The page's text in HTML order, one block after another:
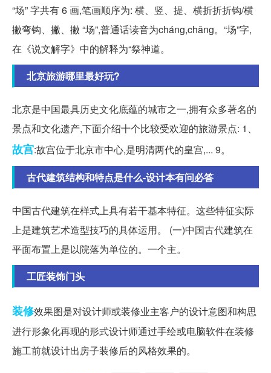
“场” 字共有 6 画,笔画顺序为: 横、竖、提、横折折折钩/横
撇弯钩、撇、撇 “场”,普通话读音为cháng,chǎng。“场”字,
在《说文解字》中的解释为“祭神道。
北京旅游哪里最好玩?
北京是中国最具历史文化底蕴的城市之一,拥有众多著名的
景点和文化遗产,下面介绍十个比较受欢迎的旅游景点: 1、
故宫:故宫位于北京市中心,是明清两代的皇宫,... 9。
古代建筑结构和特点是什么-设计本有问必答
中国古代建筑在样式上具有若干基本特征。这些特征实际
上是建筑艺术造型技巧的具体运用。 (一)中国古代建筑在
平面布置上是以院落为单位的。一个主。
工匠装饰门头
装修效果图是对设计师或装修业主客户的设计意图和构思
进行形象化再现的形式设计师通过手绘或电脑软件在装修
施工前就设计出房子装修后的风格效果的。